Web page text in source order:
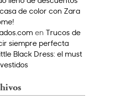
de color con Zara
en Trucos de
siempre perfecta
Black Dress: el must